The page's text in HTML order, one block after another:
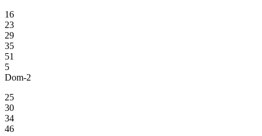
16
23
29
35
51
5
Dom-2
25
30
34
46